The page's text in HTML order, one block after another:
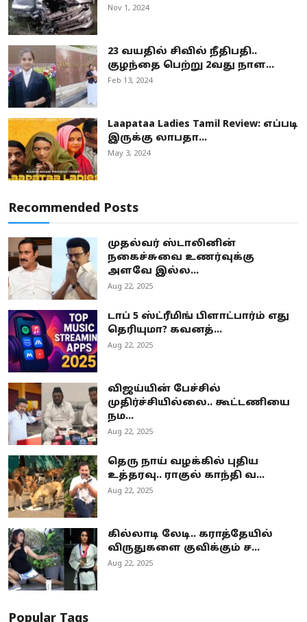
Nov 1, 2024
23 வயதில் சிவில் நீதிபதி..
குழந்தை பெற்று 2வது நாள...
Feb 13, 2024
Laapataa Ladies Tamil Review: எப்படி
இருக்கு லாபதா...
May 3, 2024
Recommended Posts
முதல்வர் ஸ்டாலினின்
நகைச்சுவை உணர்வுக்கு
அளவே இல்ல...
Aug 22, 2025
டாப் 5 ஸ்ட்ரீமிங் பிளாட்பார்ம் எது
தெரியுமா? கவனத்...
Aug 22, 2025
விஜய்யின் பேச்சில்
முதிர்ச்சியில்லை.. கூட்டணியை
நம...
Aug 22, 2025
தெரு நாய் வழக்கில் புதிய
உத்தரவு.. ராகுல் காந்தி வ...
Aug 22, 2025
கில்லாடி லேடி.. கராத்தேயில்
விருதுகளை குவிக்கும் ச...
Aug 22, 2025